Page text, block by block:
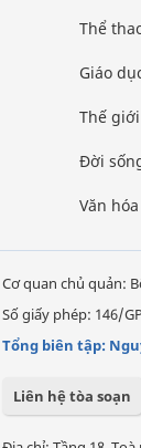
Thể
Giáo
Thế giới
Đời
Văn
Cơ quan chủ quản:
Số giấy phép: 146/
Tổng biên tập:
Liên hệ tòa soạn